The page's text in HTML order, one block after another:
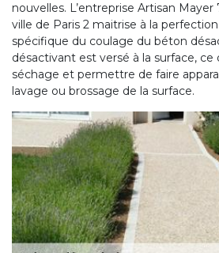
nouvelles. L’entreprise Artisan
ville de Paris 2 maitrise à la
spécifique du coulage du béton
désactivant est versé à la surface, ce
séchage et permettre de faire
lavage ou brossage de la surface.